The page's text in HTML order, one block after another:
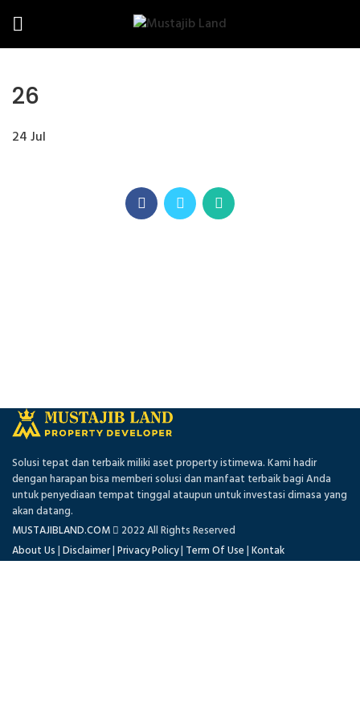
26
24Jul
Solusi tepat dan terbaik miliki aset property istimewa. Kami hadir
dengan harapan bisa memberi solusi dan manfaat terbaik bagi Anda
untuk penyediaan tempat tinggal ataupun untuk investasi dimasa yang
akan datang.
MUSTAJIBLAND.COM
2022 All Rights Reserved
About Us|Disclaimer|Privacy Policy| Term Of Use|Kontak